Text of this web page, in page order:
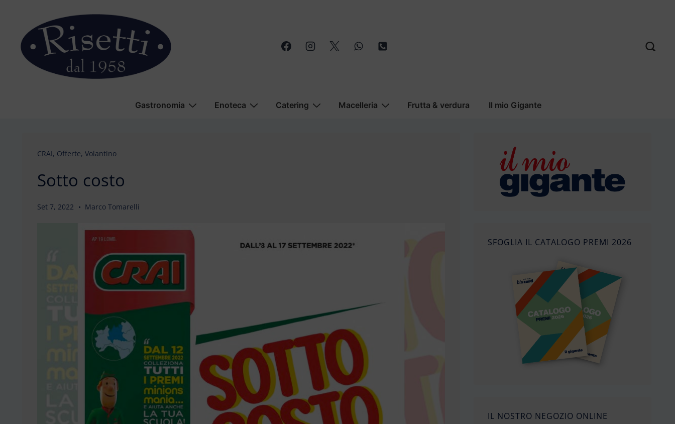
contenuto
principale
MenuGastronomia Enoteca Catering Macelleria Frutta & verdura Il mio Gigante
CRAI, Offerte, Volantino
Sotto costo
Set 7, 2022 Marco Tomarelli
SFOGLIA IL CATALOGO PREMI 2026
IL NOSTRO NEGOZIO ONLINE